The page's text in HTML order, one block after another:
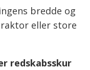
bredde og
eller store
redskabsskur